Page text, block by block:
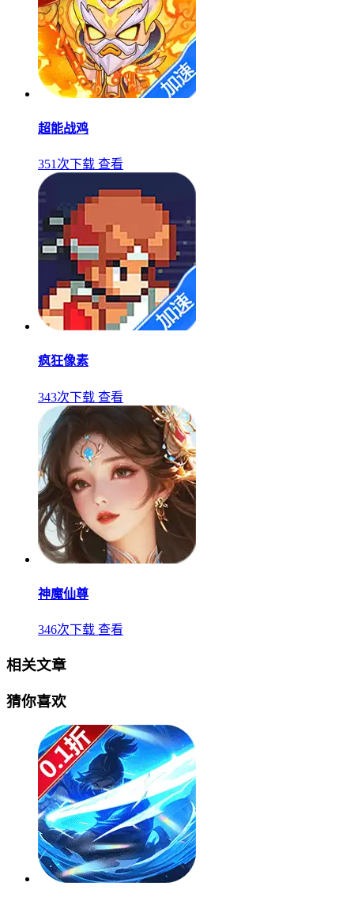
超能战鸡
351次下载 查看
疯狂像素
343次下载 查看
神魔仙尊
346次下载 查看
相关文章
猜你喜欢